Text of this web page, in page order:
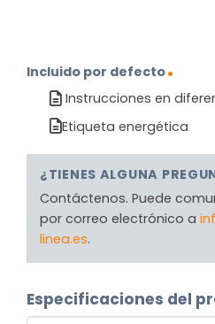
Incluido por defecto
Instrucciones en
Etiqueta energética
¿TIENES ALGUNA
Contáctenos. Puede
por correo electrónico a
linea.es.
Especificaciones del